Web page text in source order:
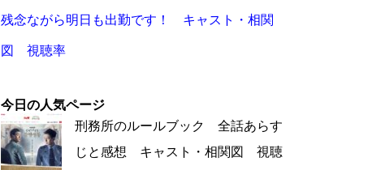
残念ながら明日も出勤です！ キャスト・相関
図 視聴率
今日の人気ページ
刑務所のルールブック 全話あらす
じと感想 キャスト・相関図 視聴